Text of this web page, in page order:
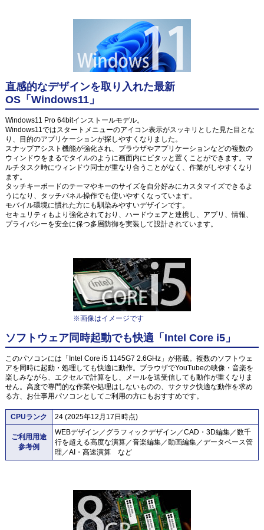
直感的なデザインを取り入れた最新
OS「Windows11」
Windows11 Pro 64bitインストールモデル。
Windows11ではスタートメニューのアイコン表示がスッキリとした見た目とな
り、目的のアプリケーションが探しやすくなりました。
スナップアシスト機能が強化され、ブラウザやアプリケーションなどの複数の
ウィンドウをまるでタイルのように画面内にピタッと置くことができます。マ
ルチタスク時にウィンドウ同士が重なり合うことがなく、作業がしやすくなり
ます。
タッチキーボードのテーマやキーのサイズを自分好みにカスタマイズできるよ
うになり、タッチパネル操作でも使いやすくなっています。
モバイル環境に慣れた方にも馴染みやすいデザインです。
セキュリティもより強化されており、ハードウェアと連携し、アプリ、情報、
プライバシーを安全に保つ多層防御を実装して設計されています。
※画像はイメージです
ソフトウェア同時起動でも快適「Intel Core i5」
このパソコンには「Intel Core i5 1145G7 2.6GHz」が搭載。複数のソフトウェ
アを同時に起動・処理しても快適に動作。ブラウザでYouTubeの映像・音楽を
楽しみながら、エクセルで計算をし、メールを送受信しても動作が重くなりま
せん。高度で専門的な作業や処理はしないものの、サクサク快適な動作を求め
る方、お仕事用パソコンとしてご利用の方にもおすすめです。
CPUランク 24 (2025年12月17日時点)
ご利用用途
参考例
WEBデザイン／グラフィックデザイン／CAD・3D編集／数千
行を超える高度な演算／音楽編集／動画編集／データベース管
理／AI・高速演算 など